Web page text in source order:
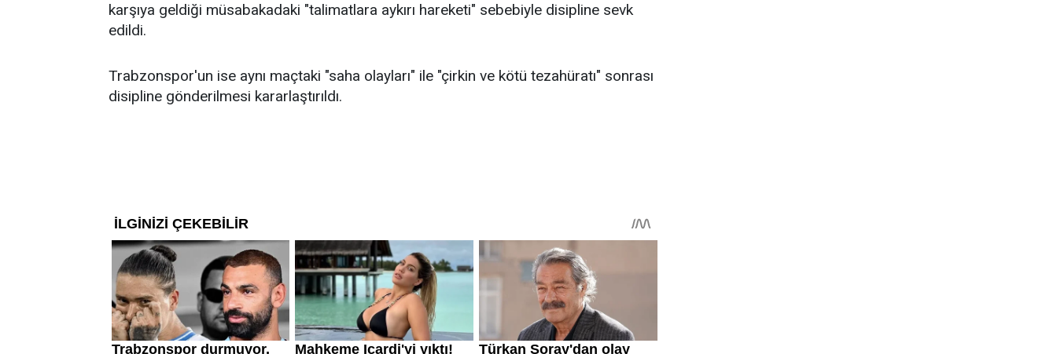
karşıya geldiği müsabakadaki "talimatlara aykırı hareketi" sebebiyle disipline sevk
edildi.
Trabzonspor'un ise aynı maçtaki "saha olayları" ile "çirkin ve kötü tezahüratı" sonrası
disipline gönderilmesi kararlaştırıldı.